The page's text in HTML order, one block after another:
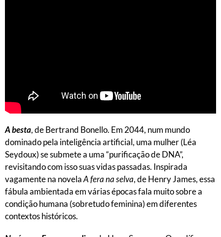
A besta, de Bertrand Bonello. Em 2044, num mundo
dominado pela inteligência artificial, uma mulher (Léa
Seydoux) se submete a uma “purificação de DNA”,
revisitando com isso suas vidas passadas. Inspirada
vagamente na novelaA fera na selva, de Henry James, essa
fábula ambientada em várias épocas fala muito sobre a
condição humana (sobretudo feminina) em diferentes
contextos históricos.